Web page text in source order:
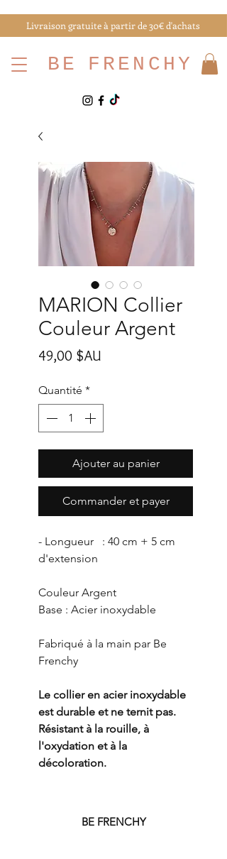
Livraison gratuite à partir de 30€ d'achats
BE FRENCHY
MARION Collier
Couleur Argent
49,00 $AU
Quantité *
Ajouter au panier
Commander et payer
- Longueur : 40 cm + 5 cm
d'extension
Couleur Argent
Base : Acier inoxydable
Fabriqué à la main par Be
Frenchy
Le collier en acier inoxydable
est durable et ne ternit pas.
Résistant à la rouille, à
l'oxydation et à la
décoloration.
BE FRENCHY